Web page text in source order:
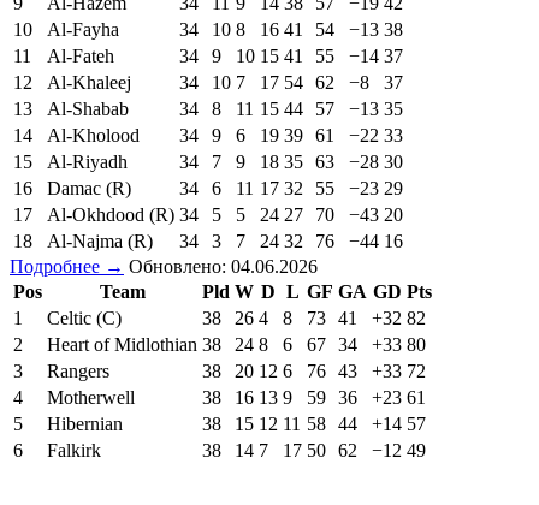
10
Al-Fayha 34 10 8 16 41 54 −13 38
11
Al-Fateh 34 9 10 15 41 55 −14 37
12
Al-Khaleej 34 10 7 17 54 62 −8
37
13
Al-Shabab 34 8 11 15 44 57 −13 35
14
Al-Kholood 34 9 6 19 39 61 −22 33
15
Al-Riyadh 34 7 9 18 35 63 −28 30
16
Damac (R) 34 6 11 17 32 55 −23 29
17
Al-Okhdood (R) 34 5 5 24 27 70 −43 20
18
Al-Najma (R) 34 3 7 24 32 76 −44 16
Подробнее → Обновлено: 04.06.2026
Pos
Team Pld W D L GF GA GD Pts
1
Celtic (C) 38 26 4 8 73 41 +32 82
2
Heart of Midlothian 38 24 8 6 67 34 +33 80
3
Rangers 38 20 12 6 76 43 +33 72
4
Motherwell 38 16 13 9 59 36 +23 61
5
Hibernian 38 15 12 11 58 44 +14 57
6
Falkirk 38 14 7 17 50 62 −12 49